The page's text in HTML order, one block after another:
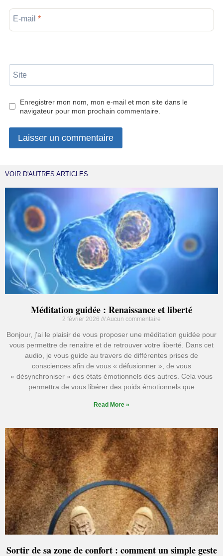
E-mail *
Site
Enregistrer mon nom, mon e-mail et mon site dans le
navigateur pour mon prochain commentaire.
VOIR D'AUTRES ARTICLES
Méditation guidée : Renaissance et liberté
2 février 2026 Aucun commentaire
Bonjour, j’ai le plaisir de vous proposer une méditation guidée pour
vous permettre de renaitre et de retrouver votre liberté. Dans cet
audio, je vous guide au travers de différentes prises de
consciences afin de vous « défusionner », de vous
« désynchroniser » des états émotionnels des autres. Cela vous
permettra de vous libérer des poids émotionnels que
Read More »
Sortir de sa zone de confort : comment un simple geste